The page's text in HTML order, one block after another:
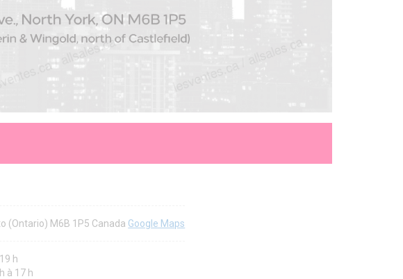
(Ontario) M6B 1P5 Canada Google Maps
h
à 17 h